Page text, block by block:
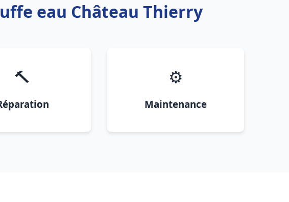
eau Château Thierry
🔨 ⚙️
Maintenance